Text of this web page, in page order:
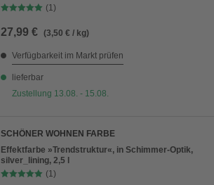
(1)
27,99 € (3,50 € / kg)
Verfügbarkeit im Markt prüfen
lieferbar
Zustellung 13.08. - 15.08.
SCHÖNER WOHNEN FARBE
Effektfarbe »Trendstruktur«, in Schimmer-Optik,
silver_lining, 2,5 l
(1)